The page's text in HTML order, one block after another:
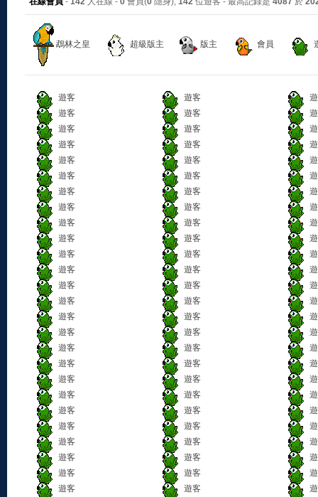
鵡林之皇 超級版主 版主 會員
遊客 遊客
遊客
遊客
遊客
遊客
遊客
遊客
遊客
遊客
遊客
遊客
遊客
遊客
遊客
遊客
遊客
遊客
遊客
遊客
遊客
遊客
遊客
遊客
遊客
遊客
遊客
遊客
遊客
遊客
遊客
遊客
遊客
遊客
遊客
遊客
遊客
遊客
遊客
遊客
遊客
遊客
遊客
遊客
遊客
遊客
遊客
遊客
遊客
遊客
遊客
遊客